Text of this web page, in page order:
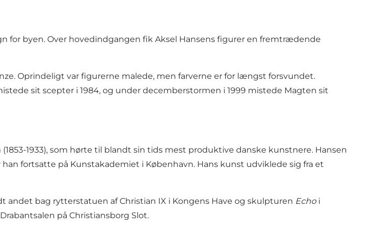
for byen. Over hovedindgangen fik Aksel Hansens figurer en fremtrædende
Oprindeligt var figurerne malede, men farverne er for længst forsvundet.
sit scepter i 1984, og under decemberstormen i 1999 mistede Magten sit
1933), som hørte til blandt sin tids mest produktive danske kunstnere. Hansen
fortsatte på Kunstakademiet i København. Hans kunst udviklede sig fra et
andet bag rytterstatuen af Christian IX i Kongens Have og skulpturen Echoi
på Christiansborg Slot.